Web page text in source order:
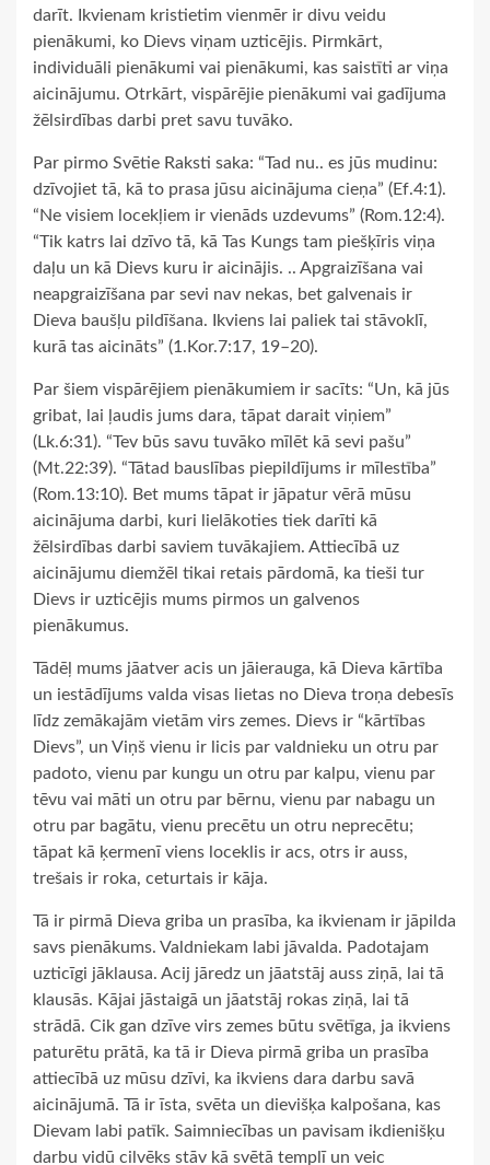
darīt. Ikvienam kristietim vienmēr ir divu veidu
pienākumi, ko Dievs viņam uzticējis. Pirmkārt,
individuāli pienākumi vai pienākumi, kas saistīti ar viņa
aicinājumu. Otrkārt, vispārējie pienākumi vai gadījuma
žēlsirdības darbi pret savu tuvāko.
Par pirmo Svētie Raksti saka: “Tad nu.. es jūs mudinu:
dzīvojiet tā, kā to prasa jūsu aicinājuma cieņa” (Ef.4:1).
“Ne visiem locekļiem ir vienāds uzdevums” (Rom.12:4).
“Tik katrs lai dzīvo tā, kā Tas Kungs tam piešķīris viņa
daļu un kā Dievs kuru ir aicinājis. .. Apgraizīšana vai
neapgraizīšana par sevi nav nekas, bet galvenais ir
Dieva baušļu pildīšana. Ikviens lai paliek tai stāvoklī,
kurā tas aicināts” (1.Kor.7:17, 19–20).
Par šiem vispārējiem pienākumiem ir sacīts: “Un, kā jūs
gribat, lai ļaudis jums dara, tāpat darait viņiem”
(Lk.6:31). “Tev būs savu tuvāko mīlēt kā sevi pašu”
(Mt.22:39). “Tātad bauslības piepildījums ir mīlestība”
(Rom.13:10). Bet mums tāpat ir jāpatur vērā mūsu
aicinājuma darbi, kuri lielākoties tiek darīti kā
žēlsirdības darbi saviem tuvākajiem. Attiecībā uz
aicinājumu diemžēl tikai retais pārdomā, ka tieši tur
Dievs ir uzticējis mums pirmos un galvenos
pienākumus.
Tādēļ mums jāatver acis un jāierauga, kā Dieva kārtība
un iestādījums valda visas lietas no Dieva troņa debesīs
līdz zemākajām vietām virs zemes. Dievs ir “kārtības
Dievs”, un Viņš vienu ir licis par valdnieku un otru par
padoto, vienu par kungu un otru par kalpu, vienu par
tēvu vai māti un otru par bērnu, vienu par nabagu un
otru par bagātu, vienu precētu un otru neprecētu;
tāpat kā ķermenī viens loceklis ir acs, otrs ir auss,
trešais ir roka, ceturtais ir kāja.
Tā ir pirmā Dieva griba un prasība, ka ikvienam ir jāpilda
savs pienākums. Valdniekam labi jāvalda. Padotajam
uzticīgi jāklausa. Acij jāredz un jāatstāj auss ziņā, lai tā
klausās. Kājai jāstaigā un jāatstāj rokas ziņā, lai tā
strādā. Cik gan dzīve virs zemes būtu svētīga, ja ikviens
paturētu prātā, ka tā ir Dieva pirmā griba un prasība
attiecībā uz mūsu dzīvi, ka ikviens dara darbu savā
aicinājumā. Tā ir īsta, svēta un dievišķa kalpošana, kas
Dievam labi patīk. Saimniecības un pavisam ikdienišķu
darbu vidū cilvēks stāv kā svētā templī un veic